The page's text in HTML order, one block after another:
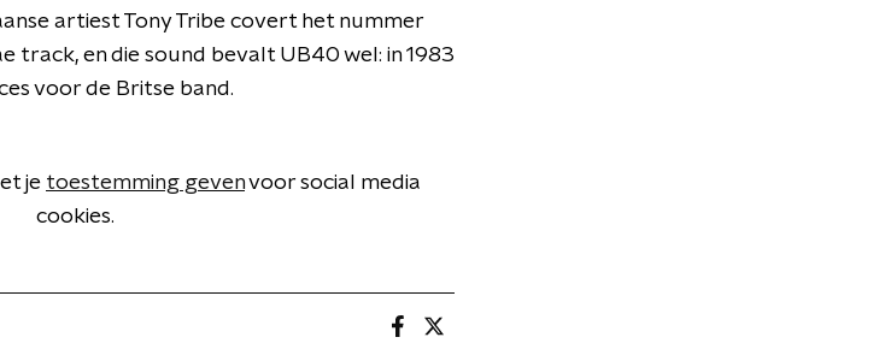
artiest Tony Tribe covert het nummer
track, en die sound bevalt UB40 wel: in 1983
voor de Britse band.
je toestemming gevenvoor social media
cookies.